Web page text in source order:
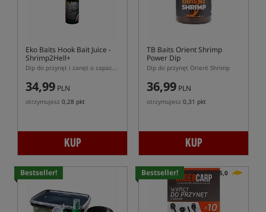
Eko Baits Hook Bait Juice -
Shrimp2Hell+
Dip do przynęt i zanęt o zapachu Shrimp2Hell+
34,99 PLN
otrzymujesz 0,28 pkt
KUP
TB Baits Orient Shrimp
Power Dip
Dip do przynęt Orient Shrimp
36,99 PLN
otrzymujesz 0,31 pkt
KUP
Bestseller! Bestseller! 5,0